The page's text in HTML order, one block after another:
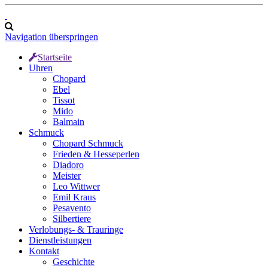
Navigation überspringen
Startseite
Uhren
Chopard
Ebel
Tissot
Mido
Balmain
Schmuck
Chopard Schmuck
Frieden & Hesseperlen
Diadoro
Meister
Leo Wittwer
Emil Kraus
Pesavento
Silbertiere
Verlobungs- & Trauringe
Dienstleistungen
Kontakt
Geschichte